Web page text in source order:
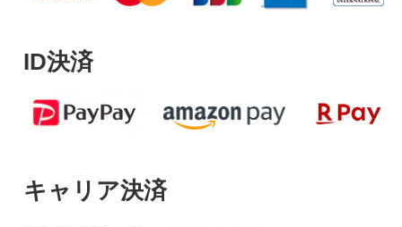
ID決済
キャリア決済